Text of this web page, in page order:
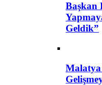
Başkan
Geldik”
Malatya